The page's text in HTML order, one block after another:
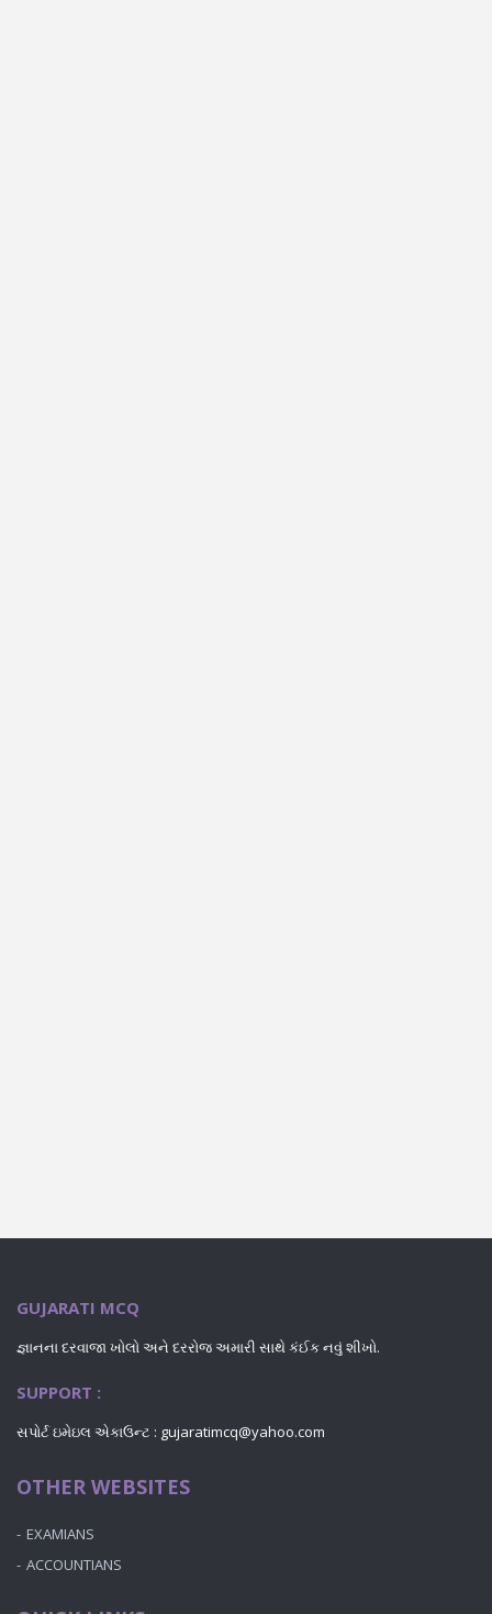
GUJARATI MCQ
જ્ઞાનના દરવાજા ખોલો અને દરરોજ અમારી સાથે કંઈક નવું શીખો.
SUPPORT :
સપોર્ટ ઇમેઇલ એકાઉન્ટ : gujaratimcq@yahoo.com
OTHER WEBSITES
EXAMIANS
ACCOUNTIANS